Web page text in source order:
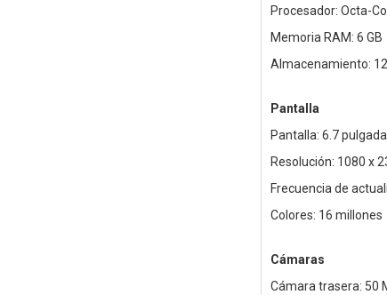
Procesador: Octa-
Memoria RAM: 6 GB
Almacenamiento:
Pantalla
Pantalla: 6.7
Resolución: 1080 x
Frecuencia de
Colores: 16 millones
Cámaras
Cámara trasera: 50